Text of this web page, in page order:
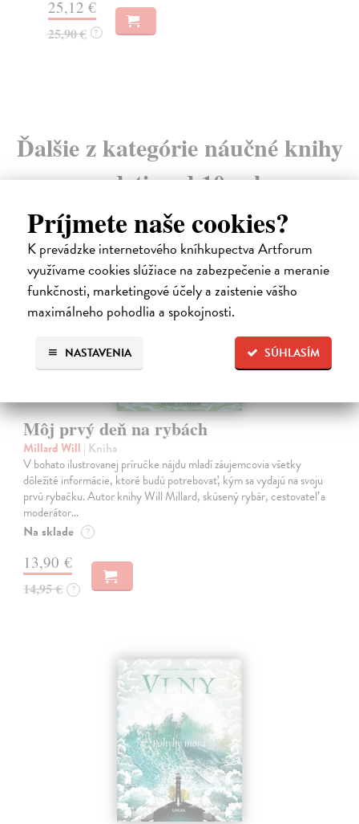
Príjmete naše cookies?
K prevádzke internetového kníhkupectva Artforum
využívame cookies slúžiace na zabezpečenie a meranie
funkčnosti, marketingové účely a zaistenie vášho
maximálneho pohodlia a spokojnosti.
SÚHLASÍM
NASTAVENIA
25,12 €
25,90 € ?
Ďalšie z kategórie náučné knihy
pre deti nad 10 rokov
na sklade
Môj prvý deň na rybách
Millard Will | Kniha
V bohato ilustrovanej príručke nájdu mladí záujemcovia všetky
dôležité informácie, ktoré budú potrebovať, kým sa vydajú na svoju
prvú rybačku. Autor knihy Will Millard, skúsený rybár, cestovateľ a
moderátor…
Na sklade ?
13,90 €
14,95 € ?